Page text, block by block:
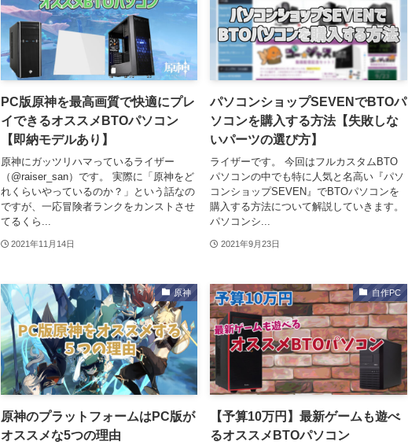
PC版原神を最高画質で快適にプレ
イできるオススメBTOパソコン
【即納モデルあり】
原神にガッツリハマっているライザー
（@raiser_san）です。 実際に「原神をど
れくらいやっているのか？」という話なの
ですが、一応冒険者ランクをカンストさせ
てるくら...
2021年11月14日
パソコンショップSEVENでBTOパ
ソコンを購入する方法【失敗しな
いパーツの選び方】
ライザーです。 今回はフルカスタムBTO
パソコンの中でも特に人気と名高い『パソ
コンショップSEVEN』でBTOパソコンを
購入する方法について解説していきます。
パソコンシ...
2021年9月23日
原神
原神のプラットフォームはPC版が
オススメな5つの理由
自作PC
【予算10万円】最新ゲームも遊べ
るオススメBTOパソコン